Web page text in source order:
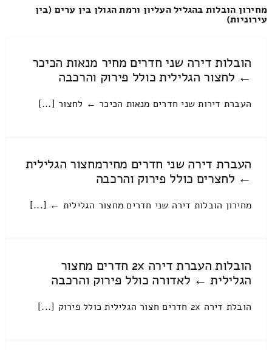
מחירון הובלות בהגליל העליון ורמת הגולן בין ערים (בין
עירוניות)
הובלות דירה שני חדרים מחיר מנאות הכיכר
← לחצור הגלילית כולל פירוק והרכבה
העברת דירות שני חדרים מנאות הכיכר ← לחצור [...]
העברת דירה שני חדרים מחירמחצור הגלילית
← לחצרים כולל פירוק והרכבה
מחירון הובלות דירה שני חדרים מחצור הגלילית ← [...]
הובלות העברת דירה 2x חדרים מחצור
הגלילית ← לאדורה כולל פירוק והרכבה
הובלת דירה 2x חדרים חצור הגלילית כולל פירוק [...]